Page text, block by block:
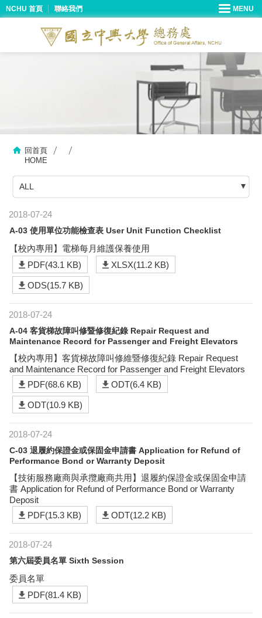
NCHU 首頁 聯絡我們
回首頁
HOME
ALL
2018-07-24
A-03 使用單位功能檢查表 User Unit Function Checklist
【校內專用】電梯每月維護保養使用
PDF(43.1 KB)
XLSX(11.2 KB)
ODS(15.7 KB)
2018-07-24
A-04 客貨梯故障叫修暨修復紀錄 Repair Request and
Maintenance Record for Passenger and Freight Elevators
【校內專用】客貨梯故障叫修維暨修復紀錄 Repair Request
and Maintenance Record for Passenger and Freight Elevators
PDF(68.6 KB)
ODT(6.4 KB)
ODT(10.9 KB)
2018-07-24
C-03 退履約保證金或保固金申請書 Application for Refund of
Performance Bond or Warranty Deposit
【技術服務廠商與承攬廠商共用】退履約保證金或保固金申請
書 Application for Refund of Performance Bond or Warranty
Deposit
PDF(15.3 KB)
ODT(12.2 KB)
2018-07-24
第六屆委員名單 Sixth Session
委員名單
PDF(81.4 KB)